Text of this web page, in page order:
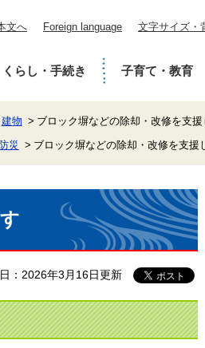
文へ Foreign language 文字サイズ・
くらし・手続き 子育て・教育
建物 ブロック塀などの除却・改修を支援
防災 ブロック塀などの除却・改修を支援
：2026年3月16日更新